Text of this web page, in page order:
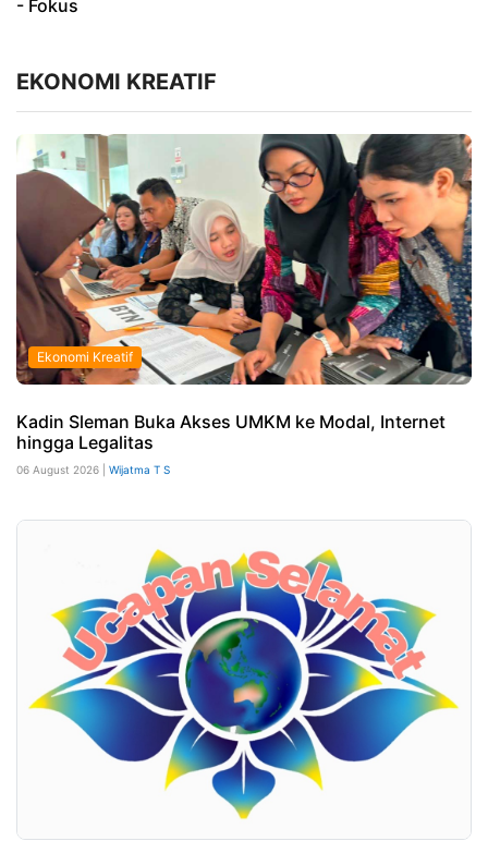
- Fokus
EKONOMI KREATIF
Ekonomi Kreatif
Kadin Sleman Buka Akses UMKM ke Modal, Internet
hingga Legalitas
06 August 2026 | Wijatma T S